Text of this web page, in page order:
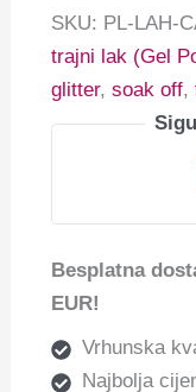
SKU: PL-LAH-
trajni lak (Gel
glitter,soak off,
Besplatna
EUR!
Vrhunska
Najbolja